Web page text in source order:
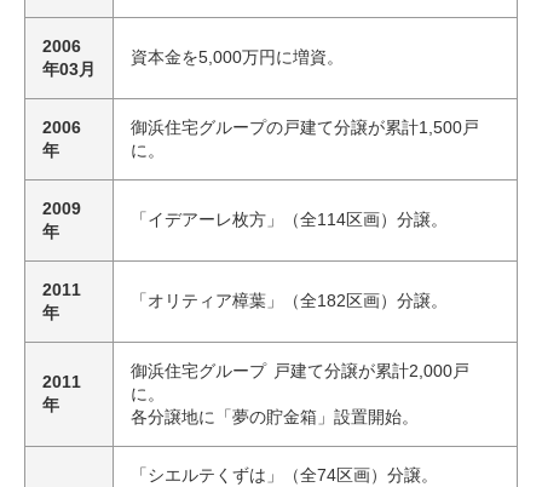
2006
年03月
資本金を5,000万円に増資。
2006
年
御浜住宅グループの戸建て分譲が累計1,500戸
に。
2009
年
「イデアーレ枚方」（全114区画）分譲。
2011
年
「オリティア樟葉」（全182区画）分譲。
2011
年
御浜住宅グループ 戸建て分譲が累計2,000戸
に。
各分譲地に「夢の貯金箱」設置開始。
「シエルテくずは」（全74区画）分譲。